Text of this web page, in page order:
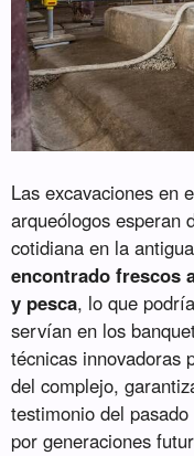
Las excavaciones en
arqueólogos esperan
cotidiana en la
encontrado frescos
y pesca, lo que
servían en los
técnicas innovadoras
del complejo,
testimonio del
por generaciones